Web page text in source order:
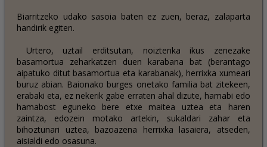
Biarritzeko udako sasoia baten ez zuen, beraz, zalaparta
handirik egiten.
Urtero, uztail erditsutan, noiztenka ikus zenezake
basamortua zeharkatzen duen karabana bat (berantago
aipatuko ditut basamortua eta karabanak), herrixka xumeari
buruz abian. Baionako burges onetako familia bat zitekeen,
erabaki eta, ez nekerik gabe erraten ahal dizute, hamabi edo
hamabost eguneko bere etxe maitea uztea eta haren
zaintza, edozein motako artekin, sukaldari zahar eta
bihoztunari uztea, bazoazena herrixka lasaiera, atseden,
aisialdi edo osasuna.